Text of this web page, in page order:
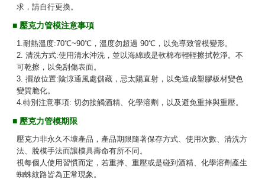
求，請自行更換。
■ 壓克力管模注意事項
1.耐熱溫度:70℃~90℃，溫度勿超過 90℃，以免導致管模變形。
2. 清洗方式:使用清水沖洗，並以海綿或是軟棉布輕輕擦拭乾淨。不
可乾擦，以免刮傷表面。
3. 擺放位置:陰涼通風處儲藏，忌太陽直射，以免造成塑膠板材變色
變質脆化。
4.特別注意事項: 切勿接觸酒精、化學溶劑，以及避免重摔與重壓。
■ 壓克力管模期限
壓克力非永久不壞產品， 產品期限隨著保存方式、使用次數、清洗方
法、脫模手法而讓模具壽命有所不同。
視每個人使用習慣而定，若重摔、重壓或是碰到酒精、化學溶劑產生
蜘蛛紋路皆為正常現象。